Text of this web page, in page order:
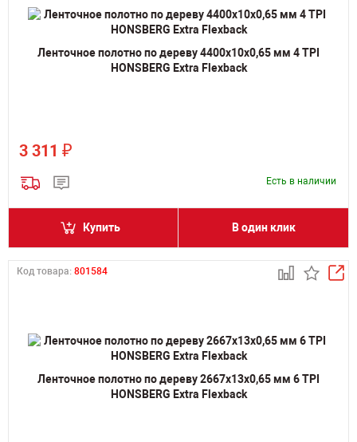
Ленточное полотно по дереву 4400х10х0,65 мм 4 TPI
HONSBERG Extra Flexback
3 311 ₽
Есть в наличии
Купить В один клик
Код товара: 801584
Ленточное полотно по дереву 2667х13х0,65 мм 6 TPI
HONSBERG Extra Flexback